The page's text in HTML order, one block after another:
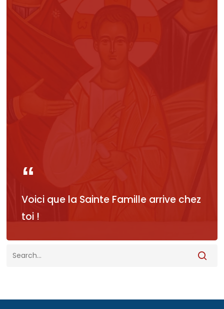
Voici que la Sainte Famille arrive chez
toi !